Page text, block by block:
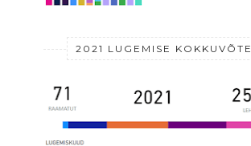
2021 LUGEMISE KOKKUVÕTE